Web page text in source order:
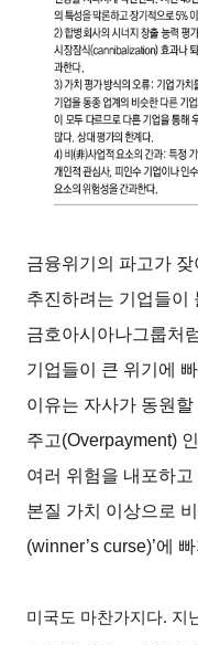
금융위기의 파고가
추진하려는 기업들이
금호아시아나그룹처
기업들이 큰 위기에
이유는 자사가 동원
주고(Overpayment)
여러 위험을 내포하
본질 가치 이상으로
(winner’s curse)’에
미국도 마찬가지다. 지